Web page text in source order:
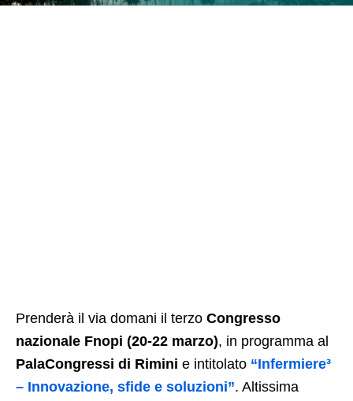
Prenderà il via domani il terzo Congresso
nazionale Fnopi (20-22 marzo), in programma al
PalaCongressi di Rimini e intitolato “Infermiere³
– Innovazione, sfide e soluzioni”. Altissima